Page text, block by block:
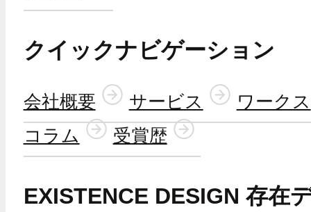
クイックナビゲーション
会社概要 サービス
ワークス
コラム
受賞歴
EXISTENCE DESIGN 存在